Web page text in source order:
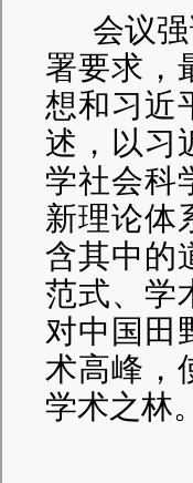
会议
署要求，
想和习近
述，以习
学社会科
新理论体
含其中的
范式、学
对中国田
术高峰，
学术之林。